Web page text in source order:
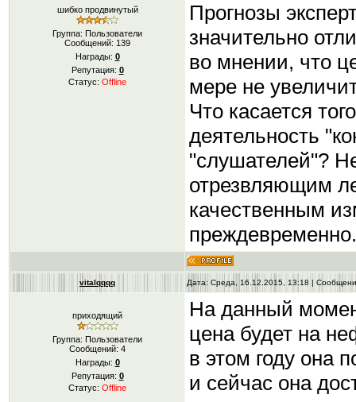
шибко продвинутый
Группа: Пользователи
Сообщений: 139
Награды: 0
Репутация: 0
Статус: Offline
Прогнозы
значительно
во мнении, что
мере не
Что касается
деятельность
"слушателей"?
отрезвляющим
качественным
преждевременно.
vitalqqqq Дата: Среда, 16.12.2015, 13:18 |
приходящий
Группа: Пользователи
Сообщений: 4
Награды: 0
Репутация: 0
Статус: Offline
На данный
цена будет на
в этом году она
и сейчас она